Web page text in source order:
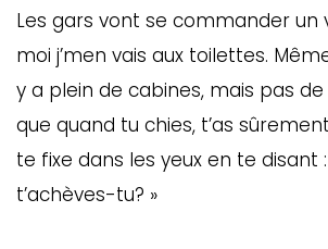
Les gars vont se commander un
moi j’men vais aux toilettes.
y a plein de cabines, mais pas
que quand tu chies, t’as
te fixe dans les yeux en te disant :
t’achèves-tu? »